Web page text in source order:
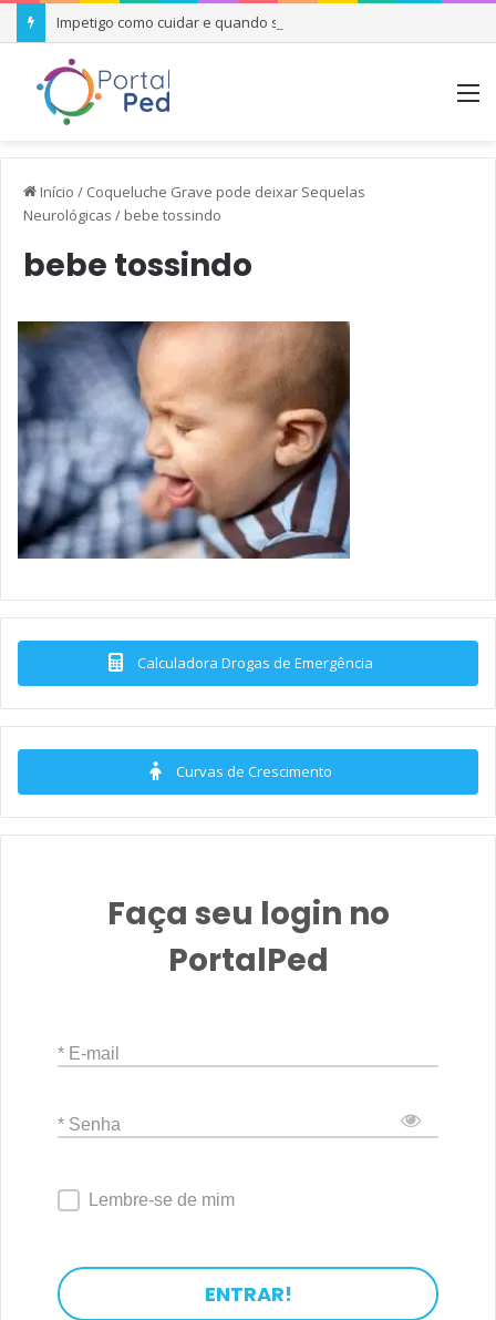
Impetigo como cuidar e quando se preocupar
Início / Coqueluche Grave pode deixar Sequelas
Neurológicas / bebe tossindo
bebe tossindo
Calculadora Drogas de Emergência
Curvas de Crescimento
Faça seu login no
PortalPed
* E-mail
* Senha
Lembre-se de mim
ENTRAR!